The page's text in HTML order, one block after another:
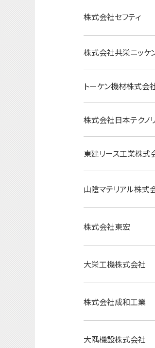
株式会社セフティ
株式会社共栄ニッケ
トーケン機材株式会
株式会社日本テクノ
東建リース工業株式
山陰マテリアル株式
株式会社東宏
大栄工機株式会社
株式会社成和工業
大隅機設株式会社